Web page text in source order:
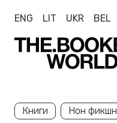
ENG LIT UKR BEL
Книги Нон фикшн